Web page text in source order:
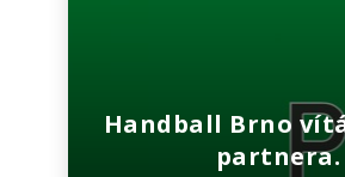
Handball Brno
partnera.